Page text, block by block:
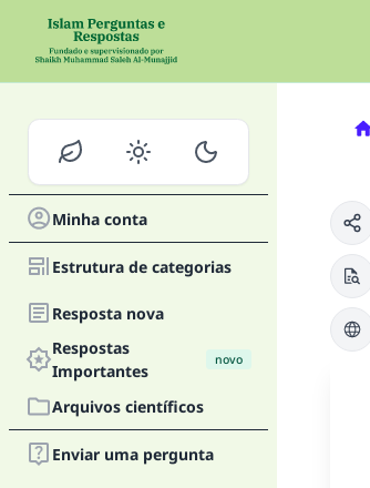
Minha conta
Estrutura de categorias
Resposta nova
Respostas
Importantes
novo
Arquivos científicos
Enviar uma pergunta